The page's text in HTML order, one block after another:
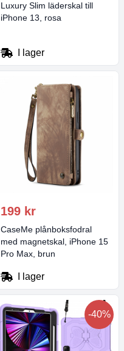
Luxury Slim läderskal till
iPhone 13, rosa
I lager
199 kr
CaseMe plånboksfodral
med magnetskal, iPhone 15
Pro Max, brun
I lager
-40%